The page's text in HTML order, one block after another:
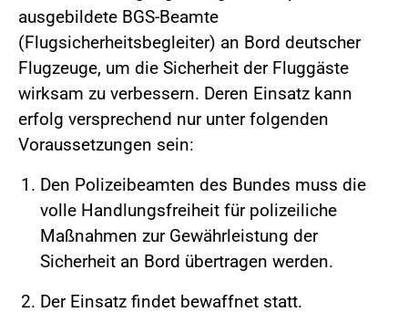
ausgebildete BGS-Beamte
(Flugsicherheitsbegleiter) an Bord deutscher
Flugzeuge, um die Sicherheit der Fluggäste
wirksam zu verbessern. Deren Einsatz kann
erfolg versprechend nur unter folgenden
Voraussetzungen sein:
Den Polizeibeamten des Bundes muss die
volle Handlungsfreiheit für polizeiliche
Maßnahmen zur Gewährleistung der
Sicherheit an Bord übertragen werden.
Der Einsatz findet bewaffnet statt.